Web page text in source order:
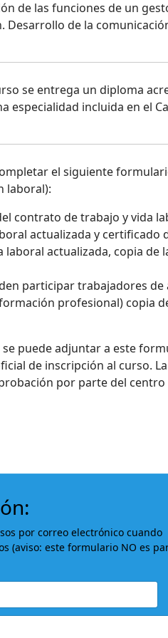
de las funciones de un
Desarrollo de la
se entrega un diploma
especialidad incluida en el
el siguiente
laboral):
contrato de trabajo y vida
actualizada y certificado
laboral actualizada, copia
participar trabajadores
profesional) copia
puede adjuntar a este
de inscripción al curso.
por parte del
por correo electrónico cuando
(aviso: este formulario NO es